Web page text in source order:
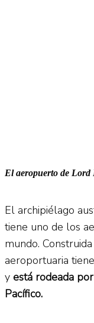
El aeropuerto de Lord
El archipiélago
tiene uno de los
mundo.
aeroportuaria
y está rodeada
Pacífico.